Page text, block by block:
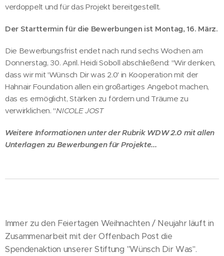
verdoppelt und für das Projekt bereitgestellt.
Der Starttermin für die Bewerbungen ist Montag, 16. März.
Die Bewerbungsfrist endet nach rund sechs Wochen am
Donnerstag, 30. April. Heidi Soboll abschließend: "Wir denken,
dass wir mit 'Wünsch Dir was 2.0' in Kooperation mit der
Hahnair Foundation allen ein großartiges Angebot machen,
das es ermöglicht, Stärken zu fördern und Träume zu
verwirklichen. "NICOLE JOST
Weitere Informationen unter der Rubrik WDW 2.0 mit allen
Unterlagen zu Bewerbungen für Projekte...
Immer zu den Feiertagen Weihnachten / Neujahr läuft in
Zusammenarbeit mit der Offenbach Post die
Spendenaktion unserer Stiftung "Wünsch Dir Was".